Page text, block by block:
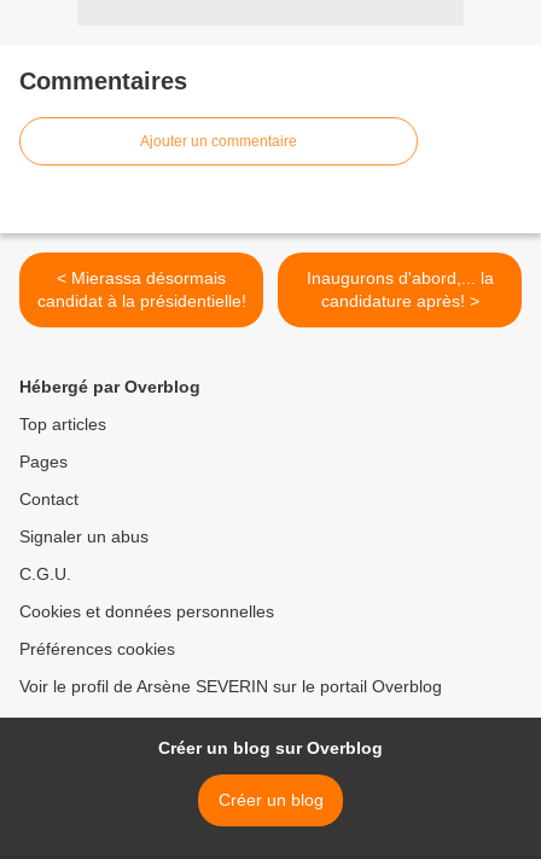
Commentaires
Ajouter un commentaire
< Mierassa désormais
candidat à la présidentielle!
Inaugurons d'abord,... la
candidature après! >
Hébergé par Overblog
Top articles
Pages
Contact
Signaler un abus
C.G.U.
Cookies et données personnelles
Préférences cookies
Voir le profil de Arsène SEVERIN sur le portail Overblog
Créer un blog sur Overblog
Créer un blog